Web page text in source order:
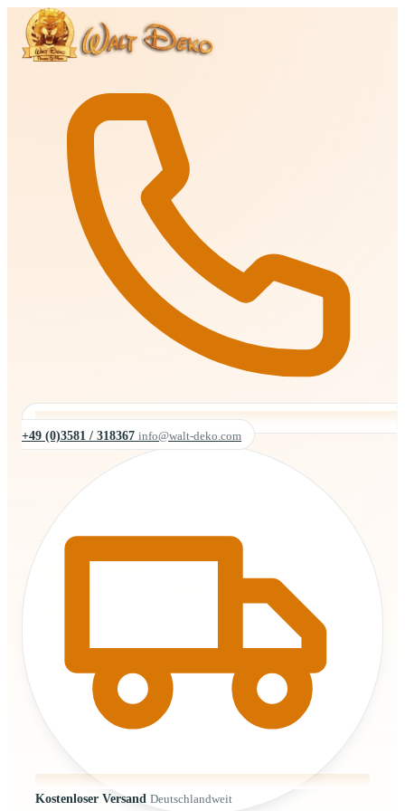
+49 (0)3581 / 318367 info@walt-deko.com
Kostenloser Versand Deutschlandweit